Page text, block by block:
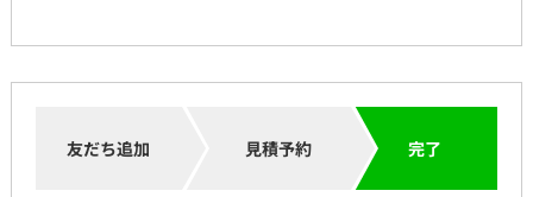
友だち追加 見積予約 完了